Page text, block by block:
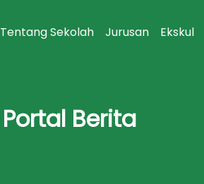
Tentang Sekolah Jurusan Ekskul
Portal Berita